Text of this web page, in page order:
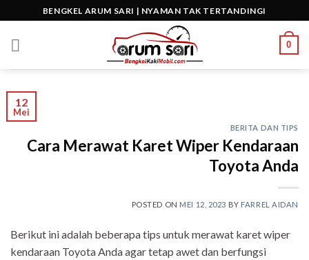
to
content
BENGKEL ARUM SARI | NYAMAN TAK TERTANDINGI
0
12
Mei
BERITA DAN TIPS
Cara Merawat Karet Wiper Kendaraan
Toyota Anda
POSTED ON MEI 12, 2023 BY FARREL AIDAN
Berikut ini adalah beberapa tips untuk merawat karet wiper
kendaraan Toyota Anda agar tetap awet dan berfungsi